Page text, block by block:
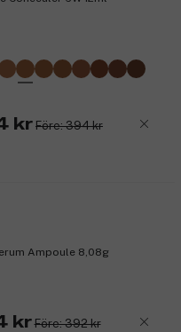
kr Före: 394 kr
Ampoule 8,08g
kr Före: 392 kr